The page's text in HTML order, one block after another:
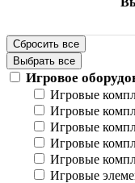
Сбросить все
Выбрать все
Игровое
Игровые
Игровые
Игровые
Игровые
Игровые
Игровые